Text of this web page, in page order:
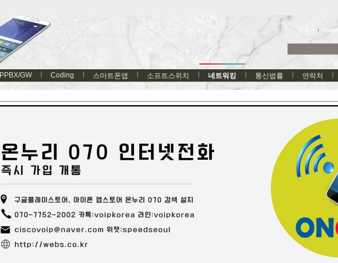
IPPBX/GW Coding 스마트폰앱 소프트스위치 네트워킹 통신법률 연락처